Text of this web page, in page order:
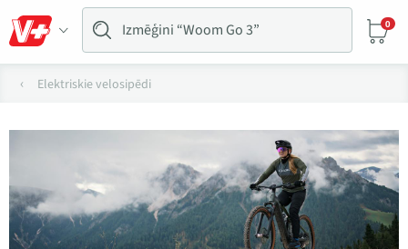
0
Elektriskie velosipēdi